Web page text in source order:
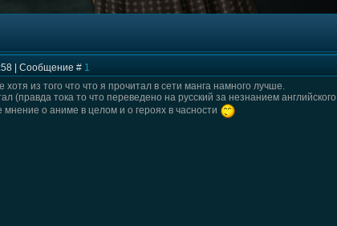
| Сообщение # 1
из того что что я прочитал в сети манга намного лучше.
(правда тока то что переведено на русский за незнанием
о аниме в целом и о героях в часности